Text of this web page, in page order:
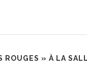
ROUGES » À LA